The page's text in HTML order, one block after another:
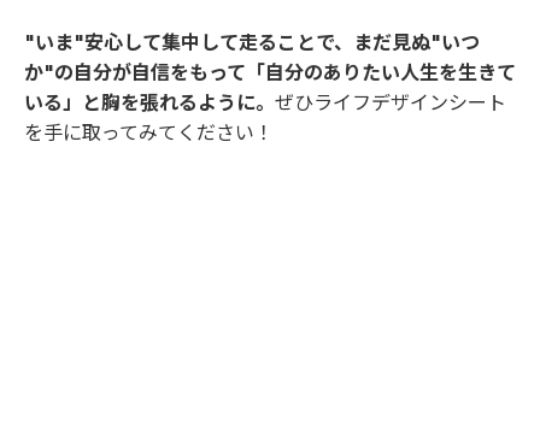
"いま"安心して集中して走ることで、まだ見ぬ"いつ
か"の自分が自信をもって「自分のありたい人生を生きて
いる」と胸を張れるように。 ぜひライフデザインシート
を手に取ってみてください！